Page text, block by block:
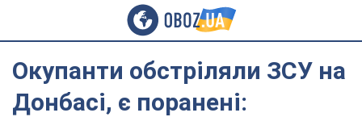
Окупанти обстріляли ЗСУ на
Донбасі, є поранені: